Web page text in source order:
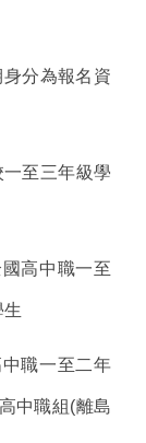
分為報名資
至三年級學
高中職一至
生
職一至二年
中職組(離島